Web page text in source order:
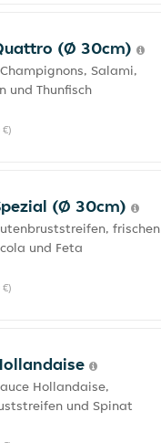
(Ø 30cm)
Salami,
und Thunfisch
(Ø 30cm)
frischen
und Feta
Hollandaise,
und Spinat